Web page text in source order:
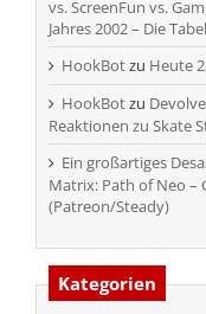
vs. ScreenFun vs.
Jahres 2002 – Die
HookBotzu Heute
HookBotzu
Reaktionen zu Skate
Ein großartiges
Matrix: Path of Neo –
(Patreon/Steady)
Kategorien